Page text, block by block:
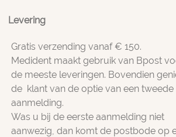
Levering
Gratis verzending vanaf € 150.
Medident maakt gebruik van Bpost
de meeste leveringen. Bovendien
de klant van de optie van een tweede
aanmelding.
Was u bij de eerste aanmelding niet
aanwezig, dan komt de postbode op